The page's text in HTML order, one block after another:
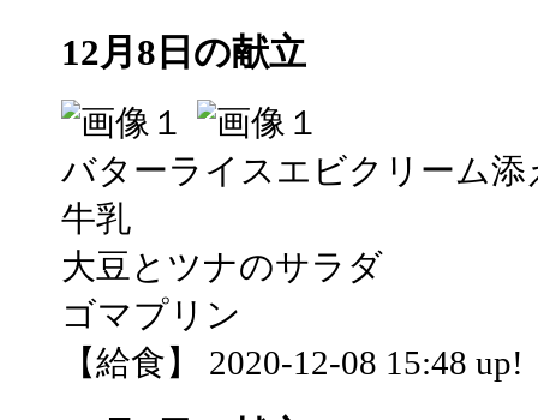
12月8日の献立
バターライスエビクリーム添
牛乳
大豆とツナのサラダ
ゴマプリン
【給食】 2020-12-08 15:48 up!